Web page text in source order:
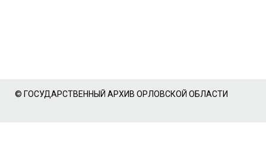
© ГОСУДАРСТВЕННЫЙ АРХИВ ОРЛОВСКОЙ ОБЛАСТИ